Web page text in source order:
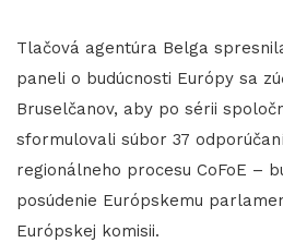
Tlačová agentúra Belga
paneli o budúcnosti Európy sa
Bruselčanov, aby po sérii
sformulovali súbor 37
regionálneho procesu CoFoE –
posúdenie Európskemu
Európskej komisii.